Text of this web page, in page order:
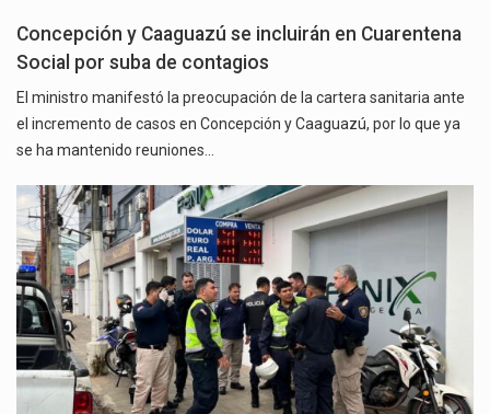
Concepción y Caaguazú se incluirán en Cuarentena
Social por suba de contagios
El ministro manifestó la preocupación de la cartera sanitaria ante
el incremento de casos en Concepción y Caaguazú, por lo que ya
se ha mantenido reuniones…